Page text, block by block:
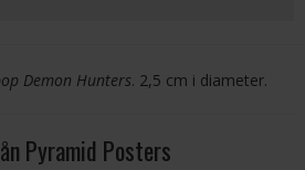
Demon Hunters. 2,5 cm i diameter.
Pyramid Posters